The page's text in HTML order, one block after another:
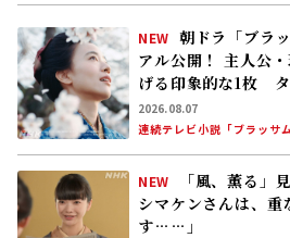
NEW 朝ドラ「ブラ
アル公開！ 主人公
げる印象的な1枚
督、語りは三條雅
送
2026.08.07
連続テレビ小説「ブラッサム
NEW
「風、薫る」
シマケンさんは、重
す……」